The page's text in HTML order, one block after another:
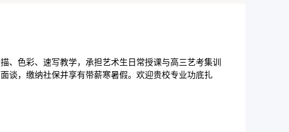
色彩、速写教学，承担艺术生日常授课与高三艺考集训
谈，缴纳社保并享有带薪寒暑假。欢迎贵校专业功底扎